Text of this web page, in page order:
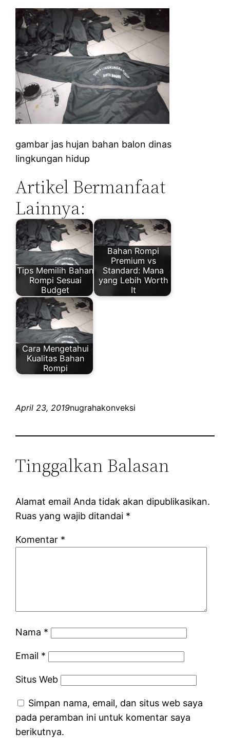
gambar jas hujan bahan balon dinas
lingkungan hidup
Artikel Bermanfaat
Lainnya:
Tips Memilih Bahan
Rompi Sesuai
Budget
Bahan Rompi
Premium vs
Standard: Mana
yang Lebih Worth
It
Cara Mengetahui
Kualitas Bahan
Rompi
April 23, 2019nugrahakonveksi
Tinggalkan Balasan
Alamat email Anda tidak akan dipublikasikan.
Ruas yang wajib ditandai *
Komentar *
Nama *
Email *
Situs Web
Simpan nama, email, dan situs web saya
pada peramban ini untuk komentar saya
berikutnya.